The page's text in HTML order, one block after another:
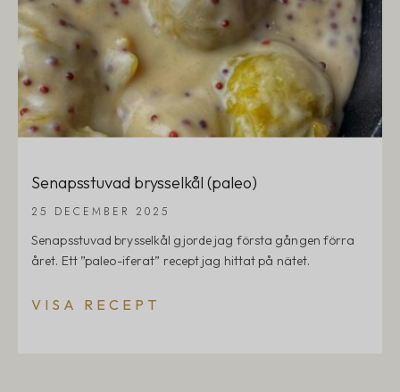
Senapsstuvad brysselkål (paleo)
25 DECEMBER 2025
Senapsstuvad brysselkål gjorde jag första gången förra
året. Ett ”paleo-iferat” recept jag hittat på nätet.
VISA RECEPT